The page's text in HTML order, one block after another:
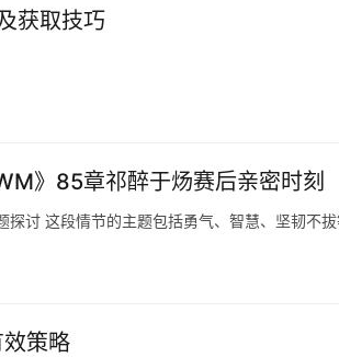
获取技巧
》85章祁醉于炀赛后亲密时刻
讨 这段情节的主题包括勇气、智慧、坚韧不
策略